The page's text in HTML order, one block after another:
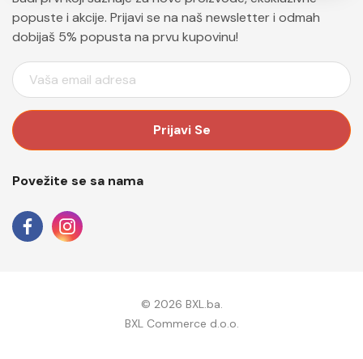
popuste i akcije. Prijavi se na naš newsletter i odmah
dobijaš 5% popusta na prvu kupovinu!
E
M
I
D
E
Povežite se sa nama
© 2026 BXL.ba.
BXL Commerce d.o.o.